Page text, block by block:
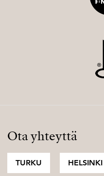
Ota yhteyttä
TURKU HELSINKI